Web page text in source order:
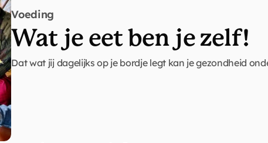
Voeding
Wat je eet ben je zelf!
Dat wat jij dagelijks op je bordje legt kan je gezondheid